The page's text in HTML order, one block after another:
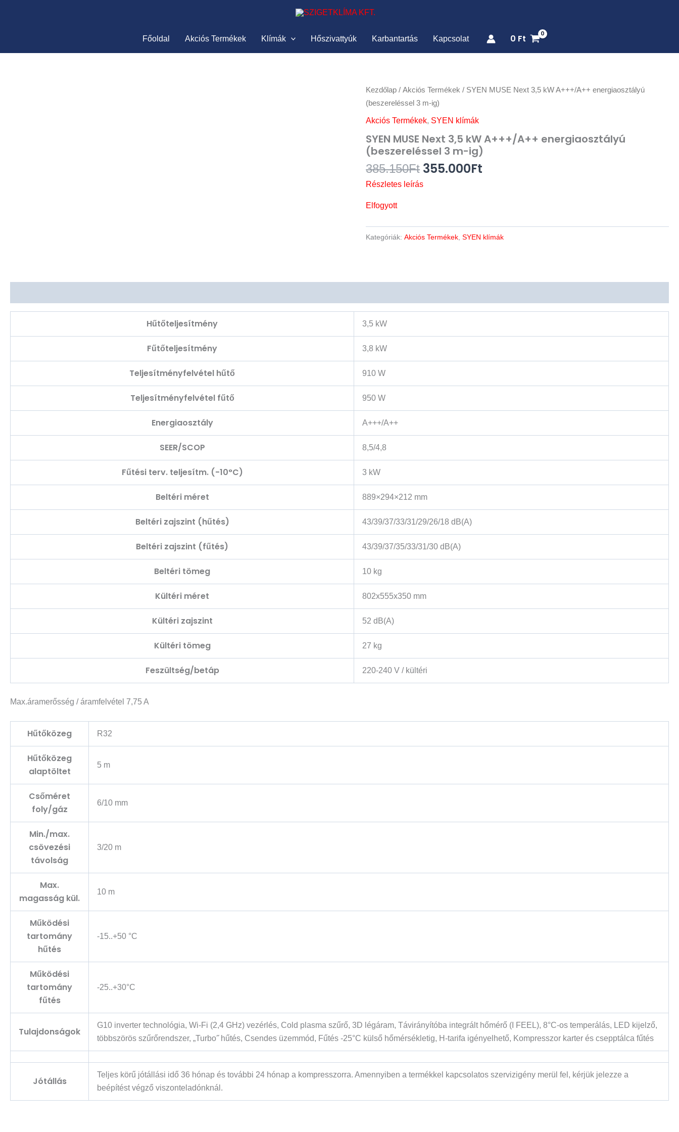
Főoldal Akciós Termékek Klímák Hőszivattyúk Karbantartás Kapcsolat 0 Ft
Kezdőlap /Akciós Termékek / SYEN MUSE Next 3,5 kW A+++/A++ energiaosztályú
(beszereléssel 3 m-ig)
Akciós Termékek, SYEN klímák
SYEN MUSE Next 3,5 kW A+++/A++ energiaosztályú
(beszereléssel 3 m-ig)
385.150Ft
Original
price
was:
385.150Ft.
355.000Ft
Current
Részletes leírás
Elfogyott
Kategóriák:Akciós Termékek,SYEN klímák
Hűtőteljesítmény 3,5 kW
Fűtőteljesítmény 3,8 kW
Teljesítményfelvétel hűtő 910 W
Teljesítményfelvétel fűtő 950 W
Energiaosztály A+++/A++
SEER/SCOP 8,5/4,8
Fűtési terv. teljesítm. (-10°C) 3 kW
Beltéri méret 889×294×212 mm
Beltéri zajszint (hűtés) 43/39/37/33/31/29/26/18 dB(A)
Beltéri zajszint (fűtés) 43/39/37/35/33/31/30 dB(A)
Beltéri tömeg 10 kg
Kültéri méret 802x555x350 mm
Kültéri zajszint 52 dB(A)
Kültéri tömeg 27 kg
Feszültség/betáp 220-240 V / kültéri
Max.áramerősség / áramfelvétel 7,75 A
Hűtőközeg R32
Hűtőközeg
alaptöltet
5 m
Csőméret
foly/gáz
6/10 mm
Min./max.
csövezési
távolság
3/20 m
Max.
magasság kül.
10 m
Működési
tartomány
hűtés
-15..+50 °C
Működési
tartomány
fűtés
-25..+30°C
Tulajdonságok
G10 inverter technológia, Wi-Fi (2,4 GHz) vezérlés, Cold plasma szűrő, 3D légáram, Távirányítóba integrált hőmérő (I FEEL), 8°C-os temperálás, LED kijelző,
többszörös szűrőrendszer, „Turbo˝ hűtés, Csendes üzemmód, Fűtés -25°C külső hőmérsékletig, H-tarifa igényelhető, Kompresszor karter és csepptálca fűtés
Jótállás
Teljes körű jótállási idő 36 hónap és további 24 hónap a kompresszorra. Amennyiben a termékkel kapcsolatos szervizigény merül fel, kérjük jelezze a
beépítést végző viszonteladónknál.